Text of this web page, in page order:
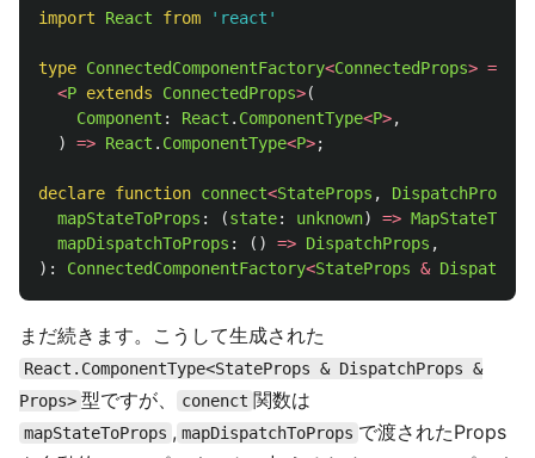
import React from ' react '
type ConnectedComponentFactory<ConnectedProps> =
<P extends ConnectedProps>(
Component : React . ComponentType<P>,
)
=> React . ComponentType<P>;
declare function connect<StateProps , DispatchProps
mapStateToProps : (state: unknown) =>
mapDispatchToProps : () => DispatchProps ,
):
ConnectedComponentFactory<StateProps &
まだ続きます。こうして生成された
React.ComponentType<StateProps & DispatchProps &
Props> 型ですが、 conenct 関数は
mapStateToProps , mapDispatchToProps で渡されたProps